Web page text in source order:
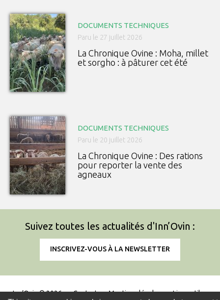
DOCUMENTS TECHNIQUES
Paru le 27 juillet 2026
La Chronique Ovine : Moha, millet
et sorgho : à pâturer cet été
DOCUMENTS TECHNIQUES
Paru le 20 juillet 2026
La Chronique Ovine : Des rations
pour reporter la vente des
agneaux
Suivez toutes les actualités d'Inn’Ovin :
INSCRIVEZ-VOUS À LA NEWSLETTER
Inn’Ovin © 2026 Contact Mentions légales Liens utiles